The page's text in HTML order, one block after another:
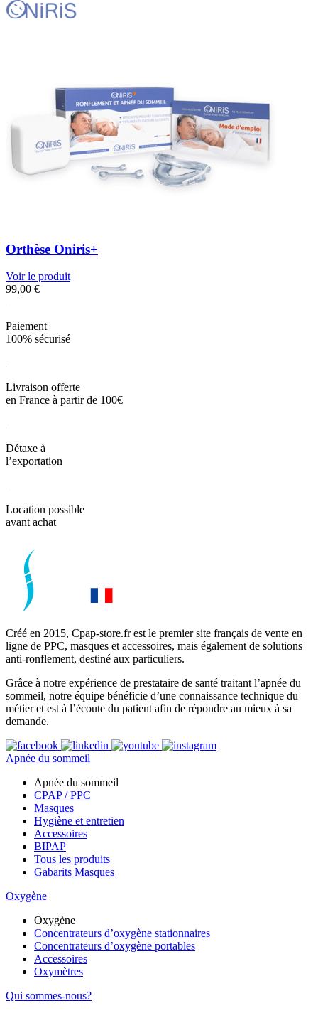
Orthèse Oniris+
Voir le produit
99,00 €
Paiement
100% sécurisé
Livraison offerte
en France à partir de 100€
Détaxe à
l’exportation
Location possible
avant achat
Créé en 2015, Cpap-store.fr est le premier site français de vente en
ligne de PPC, masques et accessoires, mais également de solutions
anti-ronflement, destiné aux particuliers.
Grâce à notre expérience de prestataire de santé traitant l’apnée du
sommeil, notre équipe bénéficie d’une connaissance technique du
métier et est à l’écoute du patient afin de répondre au mieux à sa
demande.
Apnée du sommeil
Apnée du sommeil
CPAP / PPC
Masques
Hygiène et entretien
Accessoires
BIPAP
Tous les produits
Gabarits Masques
Oxygène
Oxygène
Concentrateurs d’oxygène stationnaires
Concentrateurs d’oxygène portables
Accessoires
Oxymètres
Qui sommes-nous?